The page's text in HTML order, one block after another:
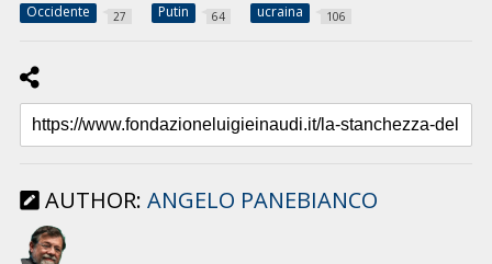
Occidente 27 Putin 64 ucraina 106
AUTHOR: ANGELO PANEBIANCO